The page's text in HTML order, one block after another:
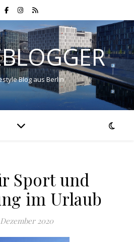
Blog aus Berlin
Sport und
im Urlaub
Dezember 2020